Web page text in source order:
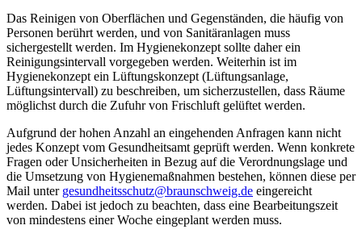
Das Reinigen von Oberflächen und Gegenständen, die häufig von
Personen berührt werden, und von Sanitäranlagen muss
sichergestellt werden. Im Hygienekonzept sollte daher ein
Reinigungsintervall vorgegeben werden. Weiterhin ist im
Hygienekonzept ein Lüftungskonzept (Lüftungsanlage,
Lüftungsintervall) zu beschreiben, um sicherzustellen, dass Räume
möglichst durch die Zufuhr von Frischluft gelüftet werden.
Aufgrund der hohen Anzahl an eingehenden Anfragen kann nicht
jedes Konzept vom Gesundheitsamt geprüft werden. Wenn konkrete
Fragen oder Unsicherheiten in Bezug auf die Verordnungslage und
die Umsetzung von Hygienemaßnahmen bestehen, können diese per
Mail unter gesundheitsschutz@braunschweig.de eingereicht
werden. Dabei ist jedoch zu beachten, dass eine Bearbeitungszeit
von mindestens einer Woche eingeplant werden muss.